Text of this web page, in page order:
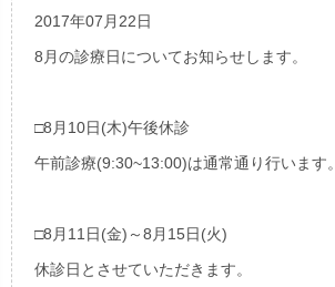
2017年07月22日
8月の診療日についてお知らせします。
□8月10日(木)午後休診
午前診療(9:30~13:00)は通常通り行います。
□8月11日(金)～8月15日(火)
休診日とさせていただきます。